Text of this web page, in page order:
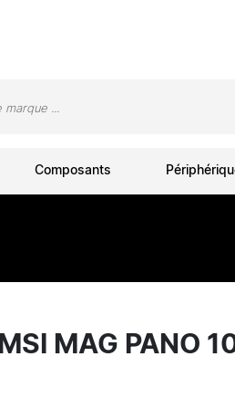
Composants
MSI MAG PANO